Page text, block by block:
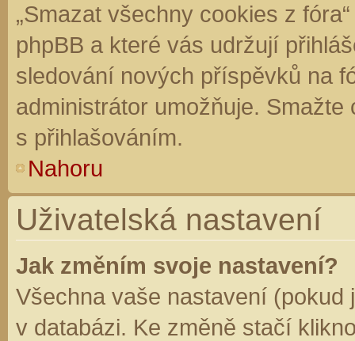
„Smazat všechny cookies z
phpBB a které vás udržují
sledování nových příspěvků na
administrátor umožňuje.
s přihlašováním.
Nahoru
Uživatelská nastavení
Jak změním svoje nastavení?
Všechna vaše nastavení (pokud
v databázi. Ke změně stačí